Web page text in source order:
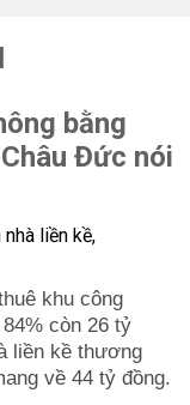
bằng
Đức nói
khu công
còn 26 tỷ
liền kề thương
về 44 tỷ đồng.